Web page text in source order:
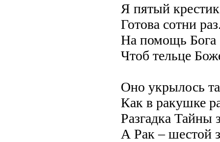
Я пятый
Готова сотни
На помощь Бога
Чтоб тельце
Оно укрылось
Как в ракушке
Разгадка Тайны
А Рак – шестой